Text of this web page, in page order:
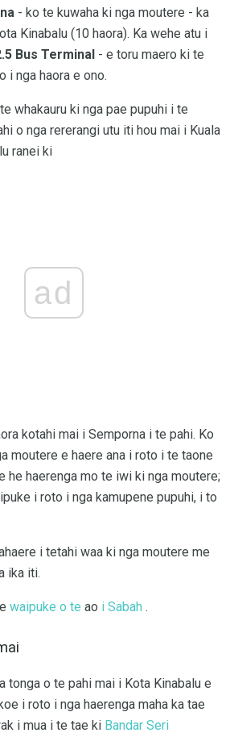
- ko te kuwaha ki nga moutere - ka
Kinabalu (10 haora). Ka wehe atu i
Bus Terminal - e toru maero ki te
i nga haora e ono.
whakauru ki nga pae pupuhi i te
o nga rererangi utu iti hou mai i Kuala
ranei ki
ad
kotahi mai i Semporna i te pahi. Ko
moutere e haere ana i roto i te taone
he haerenga mo te iwi ki nga moutere;
i roto i nga kamupene pupuhi, i to
i tetahi waa ki nga moutere me
ika iti.
waipuke o te ao i Sabah .
tonga o te pahi mai i Kota Kinabalu e
i roto i nga haerenga maha ka tae
i mua i te tae ki Bandar Seri